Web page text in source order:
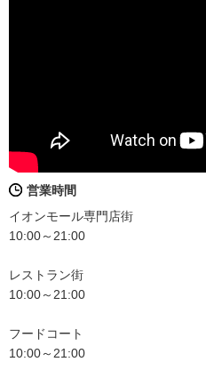
営業時間
イオンモール専門店街
10:00～21:00
レストラン街
10:00～21:00
フードコート
10:00～21:00